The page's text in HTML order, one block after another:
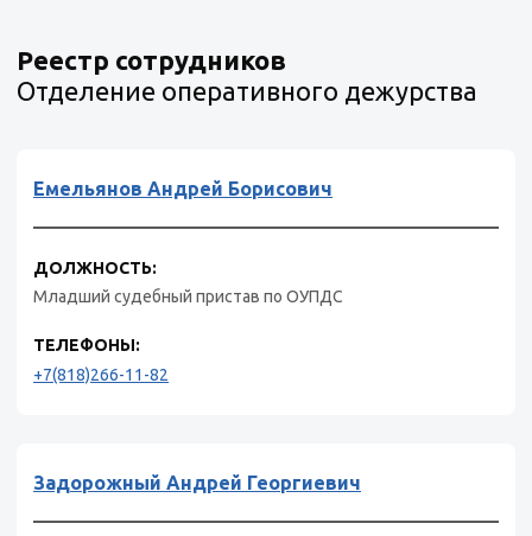
Реестр сотрудников
Отделение оперативного дежурства
Емельянов Андрей Борисович
ДОЛЖНОСТЬ:
Младший судебный пристав по ОУПДС
ТЕЛЕФОНЫ:
+7(818)266-11-82
Задорожный Андрей Георгиевич